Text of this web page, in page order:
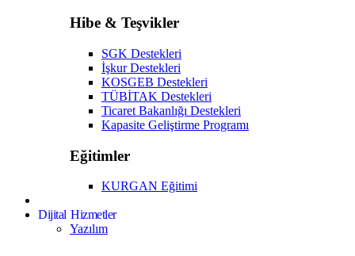
Hibe & Teşvikler
SGK Destekleri
İşkur Destekleri
KOSGEB Destekleri
TÜBİTAK Destekleri
Ticaret Bakanlığı Destekleri
Kapasite Geliştirme Programı
Eğitimler
KURGAN Eğitimi
Dijital Hizmetler
Yazılım